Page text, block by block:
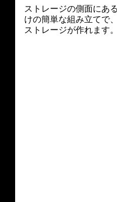
ストレージの側面にあ
けの簡単な組み立てで、
ストレージが作れます。